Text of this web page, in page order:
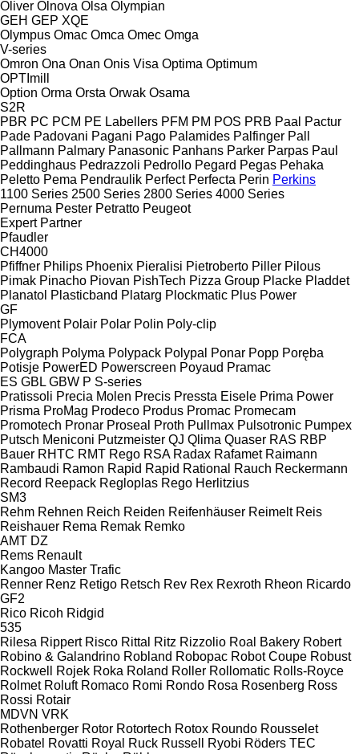
Oliver Olnova Olsa Olympian
GEH GEP XQE
Olympus Omac Omca Omec Omga
V-series
Omron Ona Onan Onis Visa Optima Optimum
OPTImill
Option Orma Orsta Orwak Osama
S2R
PBR PC PCM PE Labellers PFM PM POS PRB Paal
Pactur
Pade Padovani Pagani Pago Palamides Palfinger Pall
Pallmann Palmary Panasonic Panhans Parker Parpas Paul
Peddinghaus Pedrazzoli Pedrollo Pegard Pegas Pehaka
Peletto Pema Pendraulik Perfect Perfecta Perin Perkins
1100 Series 2500 Series 2800 Series 4000 Series
Pernuma Pester Petratto Peugeot
Expert Partner
Pfaudler
CH4000
Pfiffner Philips Phoenix Pieralisi Pietroberto Piller Pilous
Pimak Pinacho Piovan PishTech Pizza Group Placke Pladdet
Planatol Plasticband Platarg Plockmatic Plus Power
GF
Plymovent Polair Polar Polin Poly-clip
FCA
Polygraph Polyma Polypack Polypal Ponar Popp Poręba
Potisje PowerED Powerscreen Poyaud Pramac
ES GBL GBW P S-series
Pratissoli Precia Molen Precis Pressta Eisele Prima Power
Prisma ProMag Prodeco Produs Promac Promecam
Promotech Pronar Proseal Proth Pullmax Pulsotronic Pumpex
Putsch Meniconi Putzmeister QJ Qlima Quaser RAS RBP
Bauer RHTC RMT Rego RSA Radax Rafamet Raimann
Rambaudi Ramon Rapid Rapid Rational Rauch Reckermann
Record Reepack Regloplas Rego Herlitzius
SM3
Rehm Rehnen Reich Reiden Reifenhäuser Reimelt Reis
Reishauer Rema Remak Remko
AMT DZ
Rems Renault
Kangoo Master Trafic
Renner Renz Retigo Retsch Rev Rex Rexroth Rheon Ricardo
GF2
Rico Ricoh Ridgid
535
Rilesa Rippert Risco Rittal Ritz Rizzolio Roal Bakery Robert
Robino & Galandrino Robland Robopac Robot Coupe Robust
Rockwell
Rojek Roka Roland Roller Rollomatic Rolls-Royce
Rolmet Roluft Romaco Romi Rondo Rosa Rosenberg Ross
Rossi Rotair
MDVN VRK
Rothenberger Rotor Rotortech Rotox Roundo Rousselet
Robatel Rovatti Royal Ruck Russell Ryobi Röders TEC